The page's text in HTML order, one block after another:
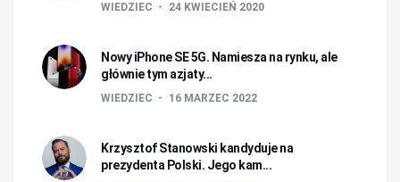
WIEDZIEC 24 KWIECIEŃ 2020
Nowy iPhone SE 5G. Namiesza na rynku, ale
głównie tym azjaty...
WIEDZIEC 16 MARZEC 2022
Krzysztof Stanowski kandyduje na
prezydenta Polski. Jego kam...